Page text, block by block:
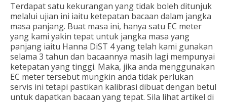
Terdapat satu kekurangan yang tidak boleh ditunjuk
melalui ujian ini iaitu ketepatan bacaan dalam jangka
masa panjang. Buat masa ini, hanya satu EC meter
yang kami yakin tepat untuk jangka masa yang
panjang iaitu Hanna DiST 4 yang telah kami gunakan
selama 3 tahun dan bacaannya masih lagi mempunyai
ketepatan yang tinggi. Maka, jika anda menggunakan
EC meter tersebut mungkin anda tidak perlukan
servis ini tetapi pastikan kalibrasi dibuat dengan betul
untuk dapatkan bacaan yang tepat. Sila lihat artikel di